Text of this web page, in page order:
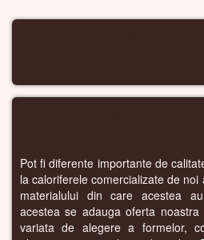
Pot fi diferente importante de
la caloriferele comercializate de
materialului din care acestea
acestea se adauga oferta
variata de alegere a formelor,